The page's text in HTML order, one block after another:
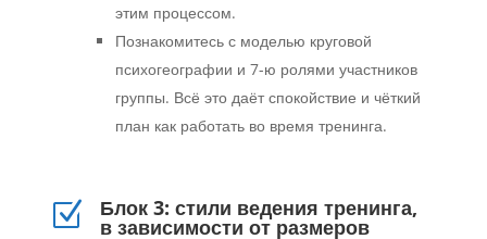
этим процессом.
Познакомитесь с моделью круговой
психогеографии и 7-ю ролями участников
группы. Всё это даёт спокойствие и чёткий
план как работать во время тренинга.
Z Блок 3: стили ведения тренинга,
в зависимости от размеров